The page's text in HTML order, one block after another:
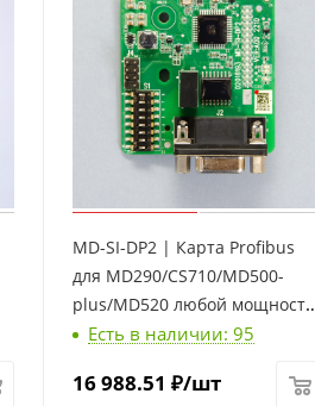
MD-SI-DP2 | Карта Profibus
для MD290/CS710/MD500-
plus/MD520 любой мощности
, Inovance
Есть в наличии: 95
16 988.51 ₽/шт